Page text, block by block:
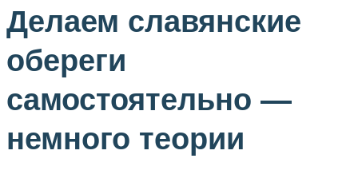
Делаем славянские
обереги
самостоятельно —
немного теории